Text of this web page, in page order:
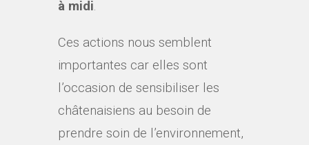
à midi.
Ces actions nous semblent
importantes car elles sont
l’occasion de sensibiliser les
châtenaisiens au besoin de
prendre soin de l’environnement,